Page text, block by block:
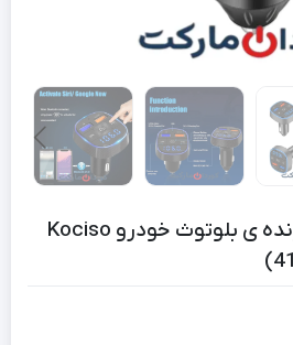
شارژر فندکی و گیرنده ی بلوتوث خودرو Kociso